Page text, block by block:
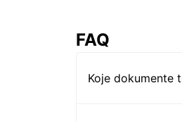
FAQ
Koje dokumente